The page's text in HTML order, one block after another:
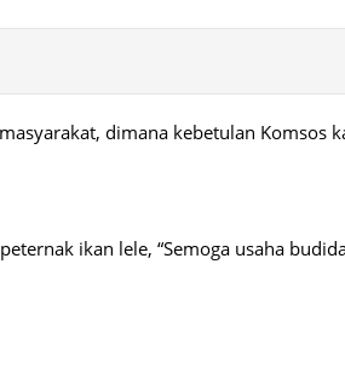
dimana kebetulan Komsos
ikan lele, “Semoga usaha